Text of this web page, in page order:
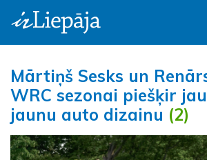
Mārtiņš Sesks un
WRC sezonai piešķir
jaunu auto dizainu (2)